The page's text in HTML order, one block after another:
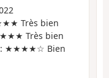
Très bien
Très bien
: ★★★★☆ Bien